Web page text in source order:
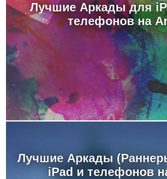
Лучшие Аркады для
телефонов на
Лучшие Аркады
iPad и телефонов